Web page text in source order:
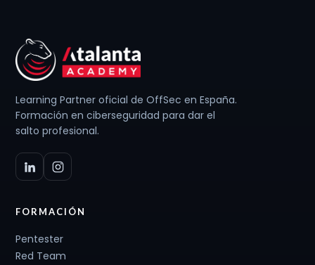
Learning Partner oficial de OffSec en España.
Formación en ciberseguridad para dar el
salto profesional.
FORMACIÓN
Pentester
Red Team